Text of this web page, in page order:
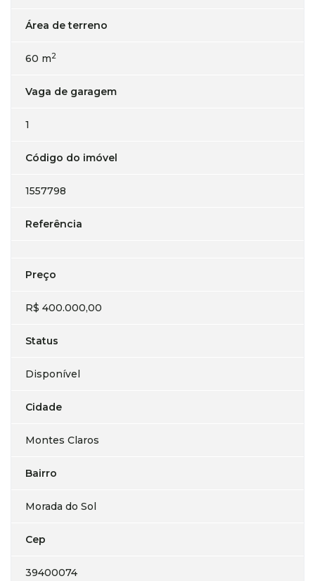
Área de terreno
60 m2
Vaga de garagem
1
Código do imóvel
1557798
Referência
Preço
R$ 400.000,00
Status
Disponível
Cidade
Montes Claros
Bairro
Morada do Sol
Cep
39400074